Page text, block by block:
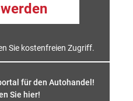
Sie kostenfreien Zugriff.
für den Autohandel!
Sie hier!